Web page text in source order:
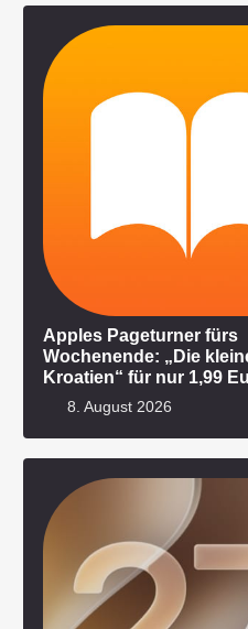
Apples Pageturner fürs
Wochenende: „Die
Kroatien“ für nur 1,99
8. August 2026